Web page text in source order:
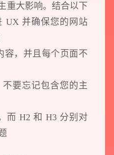
重大影响。结合以下
UX 并确保您的网站
容，并且每个页面不
要忘记包含您的主
而 H2 和 H3 分别对